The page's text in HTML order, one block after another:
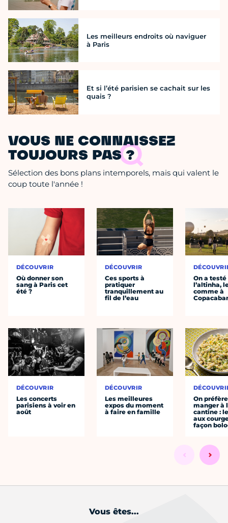
Les meilleurs endroits où naviguer
à Paris
Et si l’été parisien se cachait sur les
quais ?
VOUS NE CONNAISSEZ
TOUJOURS PAS ?
Sélection des bons plans intemporels, mais qui valent le
coup toute l'année !
DÉCOUVRIR
Où donner son
sang à Paris cet
été ?
DÉCOUVRIR
Les concerts
parisiens à voir en
août
DÉCOUVRIR
Ces sports à
pratiquer
tranquillement au
fil de l’eau
DÉCOUVRIR
Les meilleures
expos du moment
à faire en famille
On a testé
l’altinha,
comme à
On préfère
manger à
cantine :
aux
façon
Vous êtes...